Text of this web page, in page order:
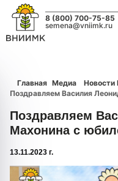
8 (800) 700-75-85
semena@vniimk.ru
Главная Медиа
Поздравляем Василия
Поздравляем
Махонина с
13.11.2023 г.